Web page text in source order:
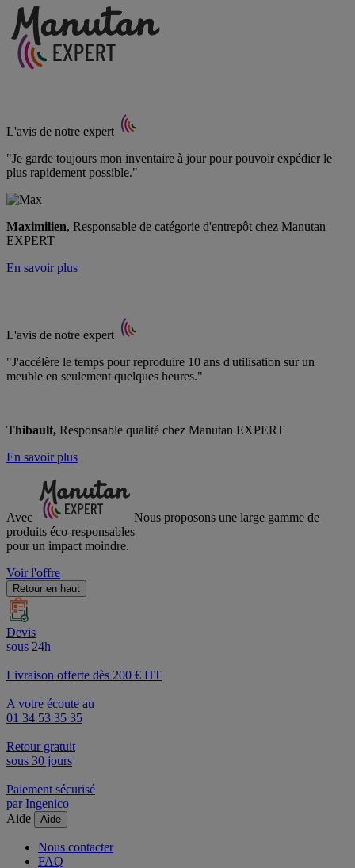
L'avis de notre expert
"Je garde toujours mon inventaire à jour pour pouvoir expédier le
plus rapidement possible."
Maximilien, Responsable de catégorie d'entrepôt chez Manutan
EXPERT
En savoir plus
L'avis de notre expert
"J'accélère le temps pour reproduire 10 ans d'utilisation sur un
meuble en seulement quelques heures."
Thibault, Responsable qualité chez Manutan EXPERT
En savoir plus
Avec
Nous proposons une large gamme de
produits éco-responsables
pour un impact moindre.
Voir l'offre
Retour en haut
Devis
sous 24h
Livraison offerte dès 200 € HT
A votre écoute au
01 34 53 35 35
Retour gratuit
sous 30 jours
Paiement sécurisé
par Ingenico
Aide
Aide
Nous contacter
FAQ